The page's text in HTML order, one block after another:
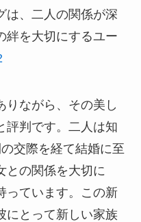
は、二人の関係が深
絆を大切にするユー
りながら、その美し
評判です。二人は知
交際を経て結婚に至
との関係を大切に
っています。この新
にとって新しい家族